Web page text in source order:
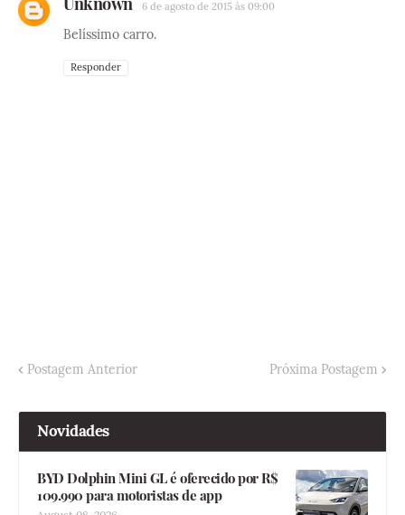
6 de agosto de 2015 às 09:00
Belíssimo carro.
Responder
Postagem Anterior Próxima Postagem
Novidades
BYD Dolphin Mini GL é oferecido por R$
109.990 para motoristas de app